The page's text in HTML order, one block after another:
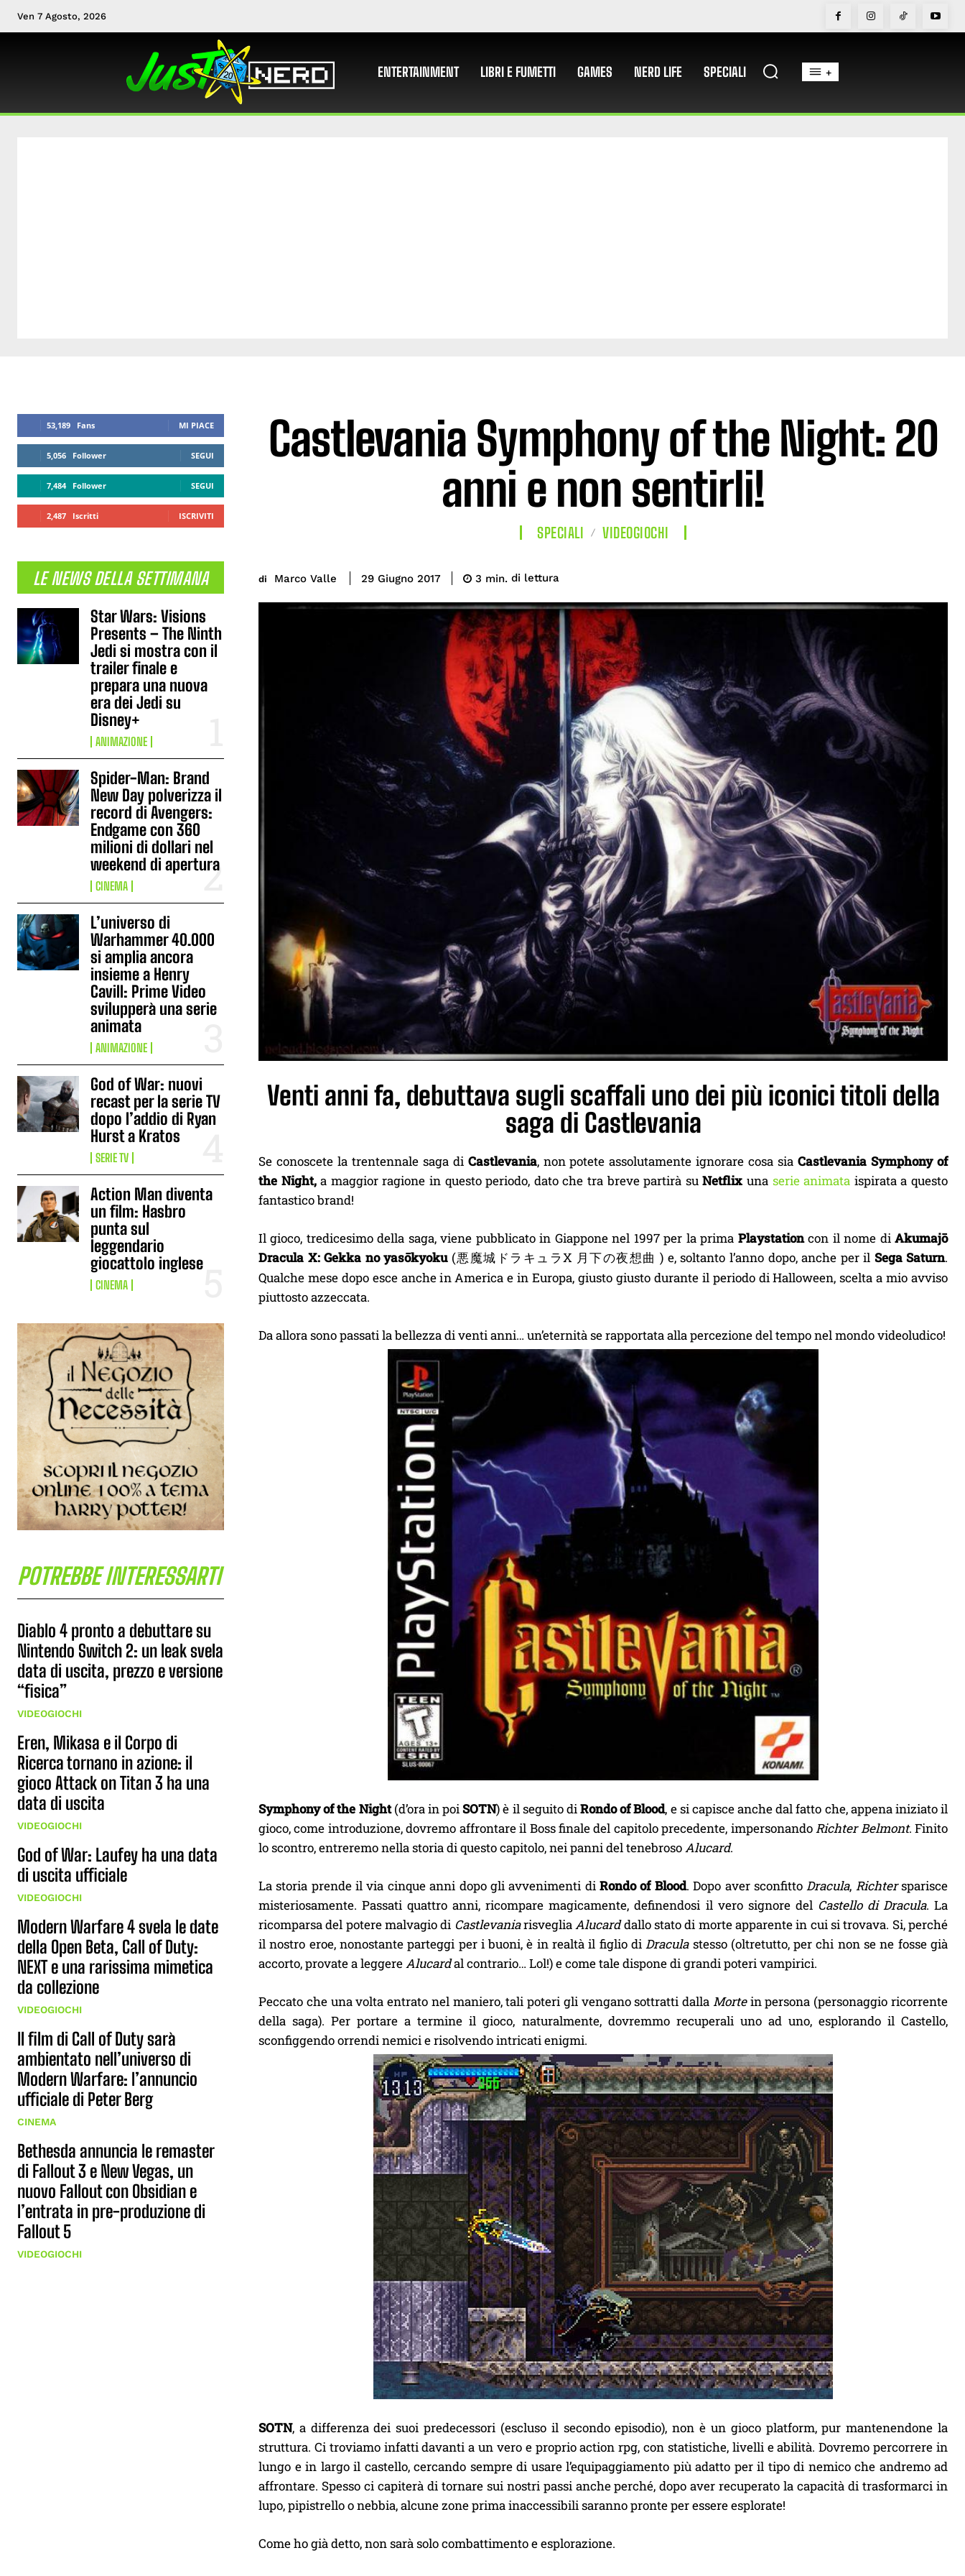
Ven 7 Agosto, 2026
ENTERTAINMENT LIBRI E FUMETTI GAMES NERD LIFE SPECIALI +
53,189 Fans MI PIACE
5,056 Follower SEGUI
7,484 Follower SEGUI
2,487 Iscritti ISCRIVITI
LE NEWS DELLA SETTIMANA
Star Wars: Visions
Presents – The Ninth
Jedi si mostra con il
trailer finale e
prepara una nuova
era dei Jedi su
Disney+
ANIMAZIONE
Spider-Man: Brand
New Day polverizza il
record di Avengers:
Endgame con 360
milioni di dollari nel
weekend di apertura
CINEMA
L’universo di
Warhammer 40.000
si amplia ancora
insieme a Henry
Cavill: Prime Video
svilupperà una serie
animata
ANIMAZIONE
God of War: nuovi
recast per la serie TV
dopo l’addio di Ryan
Hurst a Kratos
SERIE TV
Action Man diventa
un film: Hasbro
punta sul
leggendario
giocattolo inglese
CINEMA
POTREBBE INTERESSARTI
Diablo 4 pronto a debuttare su
Nintendo Switch 2: un leak svela
data di uscita, prezzo e versione
“fisica”
VIDEOGIOCHI
Eren, Mikasa e il Corpo di
Ricerca tornano in azione: il
gioco Attack on Titan 3 ha una
data di uscita
VIDEOGIOCHI
God of War: Laufey ha una data
di uscita ufficiale
VIDEOGIOCHI
Modern Warfare 4 svela le date
della Open Beta, Call of Duty:
NEXT e una rarissima mimetica
da collezione
VIDEOGIOCHI
Il film di Call of Duty sarà
ambientato nell’universo di
Modern Warfare: l’annuncio
ufficiale di Peter Berg
CINEMA
Bethesda annuncia le remaster
di Fallout 3 e New Vegas, un
nuovo Fallout con Obsidian e
l’entrata in pre-produzione di
Fallout 5
VIDEOGIOCHI
Castlevania Symphony of the Night: 20
anni e non sentirli!
SPECIALI VIDEOGIOCHI
di Marco Valle 29 Giugno 2017 3 min. di lettura
Venti anni fa, debuttava sugli scaffali uno dei più iconici titoli della
saga di Castlevania
Se conoscete la trentennale saga di Castlevania, non potete assolutamente ignorare cosa siaCastlevania Symphony of
the Night,a maggior ragione in questo periodo, dato che tra breve partirà suNetflixuna serie animata ispirata a questo
fantastico brand!
Il gioco, tredicesimo della saga, viene pubblicato in Giappone nel 1997 per la prima Playstationcon il nome diAkumajō
Dracula X: Gekka no yasōkyoku(悪魔城ドラキュラ X 月下の夜想曲 ) e, soltanto l’anno dopo, anche per il Sega Saturn.
Qualche mese dopo esce anche in America e in Europa, giusto giusto durante il periodo di Halloween, scelta a mio avviso
piuttosto azzeccata.
Da allora sono passati la bellezza di venti anni… un’eternità se rapportata alla percezione del tempo nel mondo videoludico!
Symphony of the Night(d’ora in poiSOTN) è il seguito diRondo of Blood, e si capisce anche dal fatto che, appena iniziato il
gioco, come introduzione, dovremo affrontare il Boss finale del capitolo precedente, impersonandoRichter Belmont. Finito
lo scontro, entreremo nella storia di questo capitolo, nei panni del tenebrosoAlucard.
La storia prende il via cinque anni dopo gli avvenimenti diRondo of Blood. Dopo aver sconfittoDracula, Richtersparisce
misteriosamente. Passati quattro anni, ricompare magicamente, definendosi il vero signore del Castello di Dracula. La
ricomparsa del potere malvagio di CastlevaniarisvegliaAlucarddallo stato di morte apparente in cui si trovava. Si, perché
il nostro eroe, nonostante parteggi per i buoni, è in realtà il figlio diDraculastesso (oltretutto, per chi non se ne fosse già
accorto, provate a leggereAlucardal contrario… Lol!) e come tale dispone di grandi poteri vampirici.
Peccato che una volta entrato nel maniero, tali poteri gli vengano sottratti dalla Mortein persona (personaggio ricorrente
della saga). Per portare a termine il gioco, naturalmente, dovremmo recuperali uno ad uno, esplorando il Castello,
sconfiggendo orrendi nemici e risolvendo intricati enigmi.
SOTN, a differenza dei suoi predecessori (escluso il secondo episodio), non è un gioco platform, pur mantenendone la
struttura. Ci troviamo infatti davanti a un vero e proprio action rpg, con statistiche, livelli e abilità. Dovremo percorrere in
lungo e in largo il castello, cercando sempre di usare l’equipaggiamento più adatto per il tipo di nemico che andremo ad
affrontare. Spesso ci capiterà di tornare sui nostri passi anche perché, dopo aver recuperato la capacità di trasformarci in
lupo, pipistrello o nebbia, alcune zone prima inaccessibili saranno pronte per essere esplorate!
Come ho già detto, non sarà solo combattimento e esplorazione.